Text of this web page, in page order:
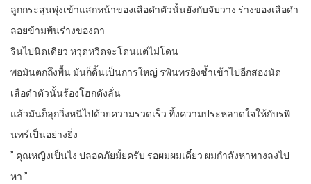
ลูกกระสุนพุ่งเข้าแสกหน้าของเสือดำตัวนั้นยังกับจับวาง ร่างของเสือดำ
ลอยข้ามพ้นร่างของดา
รินไปนิดเดียว หวุดหวิดจะโดนแต่ไม่โดน
พอมันตกถึงพื้น มันก็ดิ้นเป็นการใหญ่ รพินทรยิงซ้ำเข้าไปอีกสองนัด
เสือดำตัวนั้นร้องโฮกดังลั่น
แล้วมันก็ลุกวิ่งหนีไปด้วยความรวดเร็ว ทิ้งความประหลาดใจให้กับรพิ
นทร์เป็นอย่างยิ่ง
” คุณหญิงเป็นไง ปลอดภัยมั้ยครับ รอผมผมเดี๋ยว ผมกำลังหาทางลงไป
หา ”